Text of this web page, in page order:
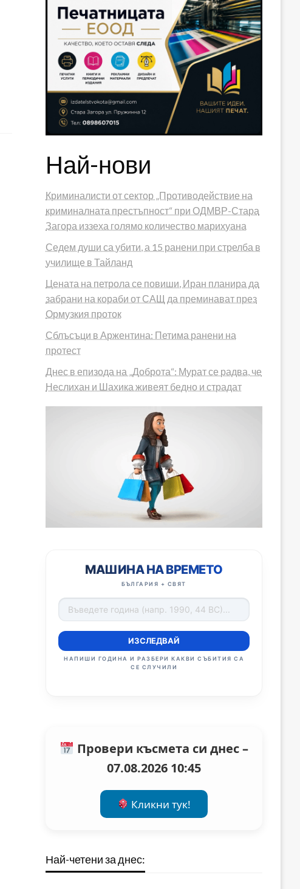
Най-нови
Криминалисти от сектор „Противодействие на
криминалната престъпност“ при ОДМВР-Стара
Загора иззеха голямо количество марихуана
Седем души са убити, а 15 ранени при стрелба в
училище в Тайланд
Цената на петрола се повиши, Иран планира да
забрани на кораби от САЩ да преминават през
Ормузкия проток
Сблъсъци в Аржентина: Петима ранени на
протест
Днес в епизода на „Доброта“: Мурат се радва, че
Неслихан и Шахика живеят бедно и страдат
МАШИНА НА ВРЕМЕТО
БЪЛГАРИЯ + СВЯТ
ИЗСЛЕДВАЙ
НАПИШИ ГОДИНА И РАЗБЕРИ КАКВИ СЪБИТИЯ СА
СЕ СЛУЧИЛИ
Провери късмета си днес –
07.08.2026 10:45
Кликни тук!
Най-четени за днес: